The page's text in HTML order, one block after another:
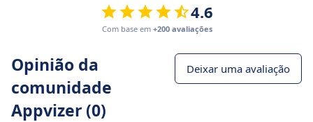
4.6
Com base em +200 avaliações
Opinião da
comunidade
Appvizer (0)
Deixar uma avaliação